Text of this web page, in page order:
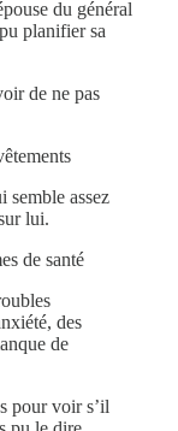
du général
planifier sa
de ne pas
semble assez
lui.
de santé
des
de
pour voir s’il